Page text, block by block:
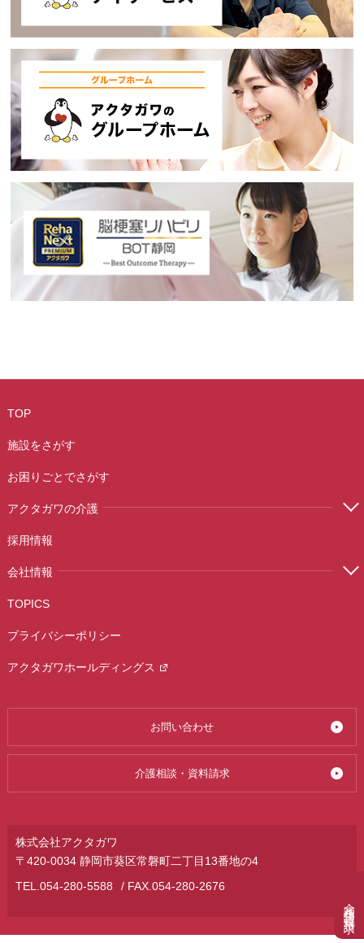
介護相談・資料請求
TOP
施設をさがす
お困りごとでさがす
アクタガワの介護
採用情報
会社情報
お問い合わせ
TOPICS
介護相談・資料請求
プライバシーポリシー
アクタガワホールディングス
株式会社アクタガワ
〒420-0034 静岡市葵区常磐町二丁目13番地の4
TEL. 054-280-5588 / FAX.054-280-2676